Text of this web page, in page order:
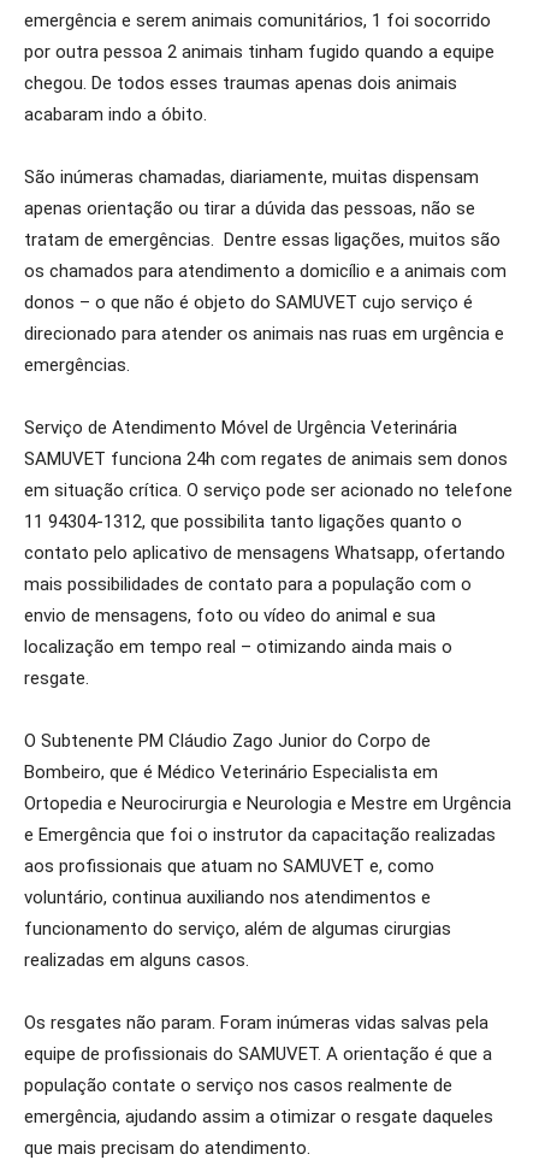
emergência e serem animais comunitários, 1 foi socorrido
por outra pessoa 2 animais tinham fugido quando a equipe
chegou. De todos esses traumas apenas dois animais
acabaram indo a óbito.
São inúmeras chamadas, diariamente, muitas dispensam
apenas orientação ou tirar a dúvida das pessoas, não se
tratam de emergências. Dentre essas ligações, muitos são
os chamados para atendimento a domicílio e a animais com
donos – o que não é objeto do SAMUVET cujo serviço é
direcionado para atender os animais nas ruas em urgência e
emergências.
Serviço de Atendimento Móvel de Urgência Veterinária
SAMUVET funciona 24h com regates de animais sem donos
em situação crítica. O serviço pode ser acionado no telefone
11 94304-1312, que possibilita tanto ligações quanto o
contato pelo aplicativo de mensagens Whatsapp, ofertando
mais possibilidades de contato para a população com o
envio de mensagens, foto ou vídeo do animal e sua
localização em tempo real – otimizando ainda mais o
resgate.
O Subtenente PM Cláudio Zago Junior do Corpo de
Bombeiro, que é Médico Veterinário Especialista em
Ortopedia e Neurocirurgia e Neurologia e Mestre em Urgência
e Emergência que foi o instrutor da capacitação realizadas
aos profissionais que atuam no SAMUVET e, como
voluntário, continua auxiliando nos atendimentos e
funcionamento do serviço, além de algumas cirurgias
realizadas em alguns casos.
Os resgates não param. Foram inúmeras vidas salvas pela
equipe de profissionais do SAMUVET. A orientação é que a
população contate o serviço nos casos realmente de
emergência, ajudando assim a otimizar o resgate daqueles
que mais precisam do atendimento.